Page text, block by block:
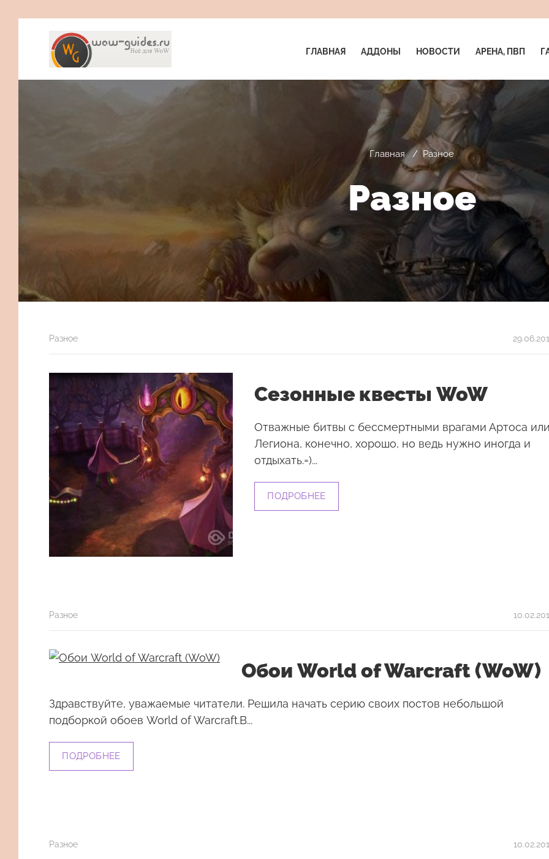
ГЛАВНАЯ АДДОНЫ НОВОСТИ АРЕНА, ПВП
Главная /Разное
Разное
Разное
Сезонные квесты WoW
Отважные битвы с бессмертными врагами Артоса
Легиона, конечно, хорошо, но ведь нужно иногда и
отдыхать.=)...
ПОДРОБНЕЕ
Разное
Обои World of Warcraft (WoW)
Здравствуйте, уважаемые читатели. Решила начать серию своих постов небольшой
подборкой обоев World of Warcraft.В...
ПОДРОБНЕЕ
Разное